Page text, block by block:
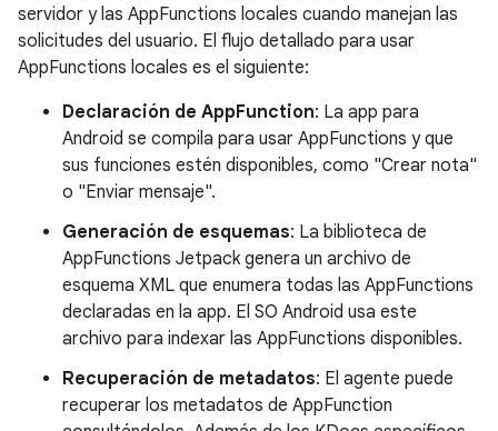
servidor y las AppFunctions locales cuando manejan las
solicitudes del usuario. El flujo detallado para usar
AppFunctions locales es el siguiente:
Declaración de AppFunction: La app para
Android se compila para usar AppFunctions y que
sus funciones estén disponibles, como "Crear nota"
o "Enviar mensaje".
Generación de esquemas: La biblioteca de
AppFunctions Jetpack genera un archivo de
esquema XML que enumera todas las AppFunctions
declaradas en la app. El SO Android usa este
archivo para indexar las AppFunctions disponibles.
Recuperación de metadatos: El agente puede
recuperar los metadatos de AppFunction